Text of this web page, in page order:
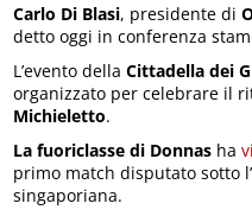
Carlo Di Blasi, presidente di
detto oggi in conferenza
L’evento dellaCittadella dei
organizzato per celebrare il
Michieletto.
La fuoriclasse di Donnas ha
primo match disputato sotto
singaporiana.